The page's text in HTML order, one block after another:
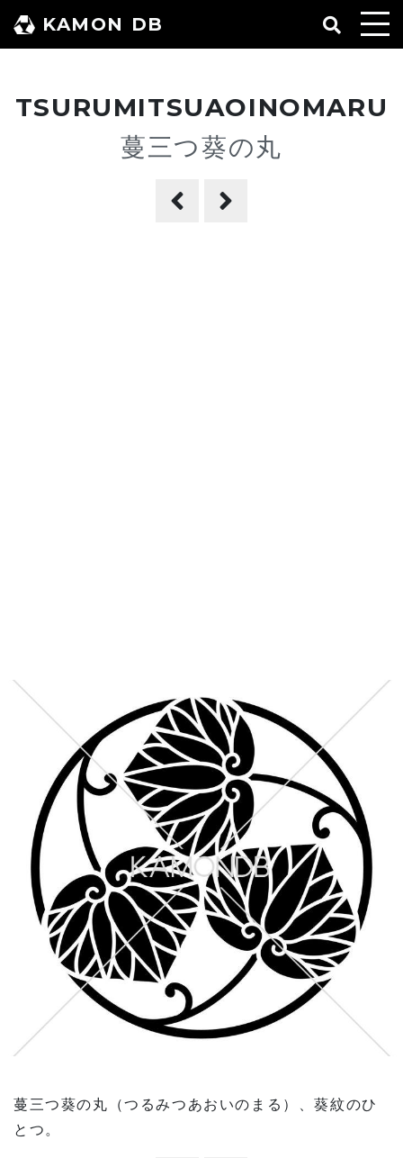
ン
KAMON DB
TSURUMITSUAOINOMARU
蔓三つ葵の丸
蔓三つ葵の丸（つるみつあおいのまる）、葵紋のひ
とつ。